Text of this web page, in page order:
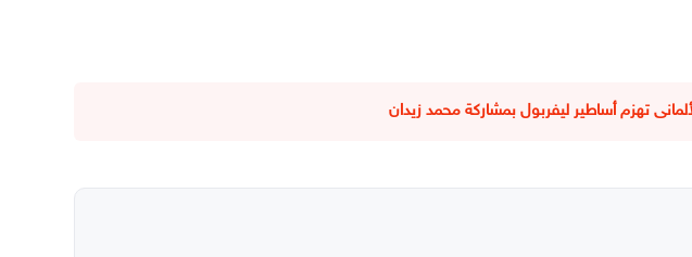
تهزم أساطير ليفربول بمشاركة محمد زيدان